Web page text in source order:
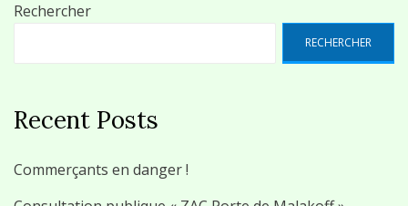
Rechercher
RECHERCHER
Recent Posts
Commerçants en danger !